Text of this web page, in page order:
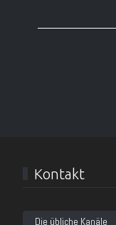
Kontakt
Die übliche Kanäle